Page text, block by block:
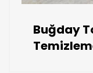
Buğday